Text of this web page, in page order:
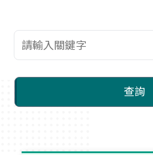
查詢關鍵字
查詢